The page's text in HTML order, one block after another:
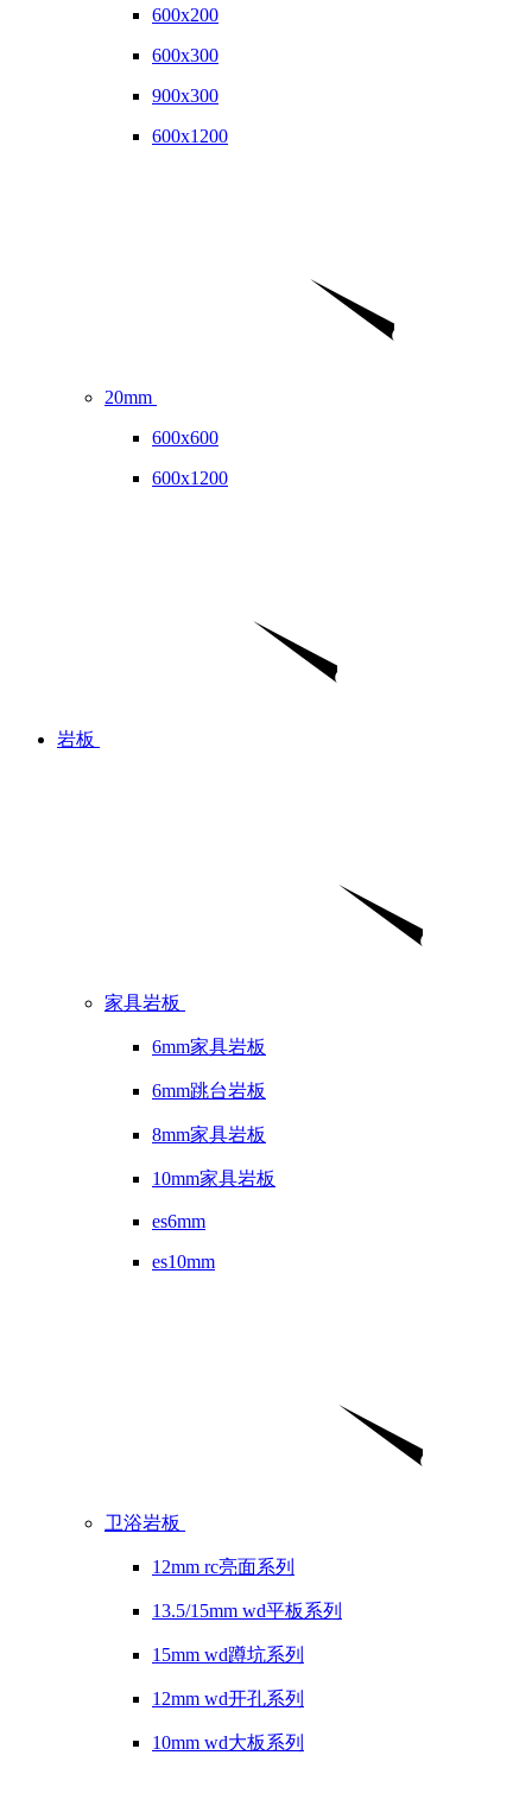
600x200
600x300
900x300
600x1200
20mm
600x600
600x1200
岩板
家具岩板
6mm家具岩板
6mm跳台岩板
8mm家具岩板
10mm家具岩板
es6mm
es10mm
卫浴岩板
12mm rc亮面系列
13.5/15mm wd平板系列
15mm wd蹲坑系列
12mm wd开孔系列
10mm wd大板系列